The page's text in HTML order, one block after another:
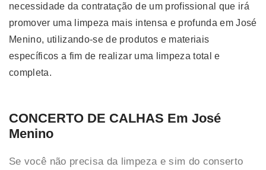
necessidade da contratação de um profissional que irá
promover uma limpeza mais intensa e profunda em José
Menino, utilizando-se de produtos e materiais
específicos a fim de realizar uma limpeza total e
completa.
CONCERTO DE CALHAS Em José
Menino
Se você não precisa da limpeza e sim do conserto